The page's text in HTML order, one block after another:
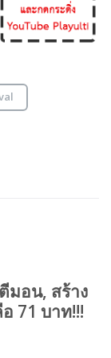
มอน, สร้าง
71 บาท!!!